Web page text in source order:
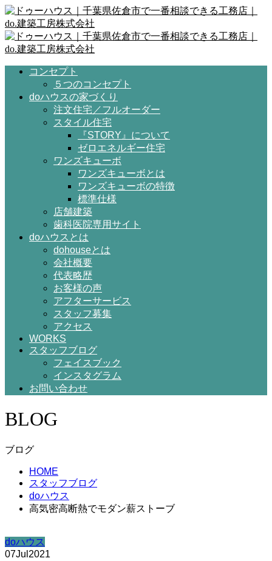
コンセプト
５つのコンセプト
doハウスの家づくり
注文住宅／フルオーダー
スタイル住宅
『STORY』について
ゼロエネルギー住宅
ワンズキューボ
ワンズキューボとは
ワンズキューボの特徴
標準仕様
店舗建築
歯科医院専用サイト
doハウスとは
dohouseとは
会社概要
代表略歴
お客様の声
アフターサービス
スタッフ募集
アクセス
WORKS
スタッフブログ
フェイスブック
インスタグラム
お問い合わせ
BLOG
ブログ
HOME
スタッフブログ
doハウス
高気密高断熱でモダン薪ストーブ
doハウス
07Jul 2021